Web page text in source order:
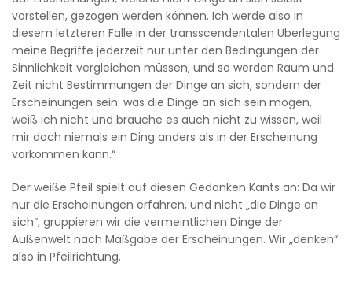
vorstellen, gezogen werden können. Ich werde also in
diesem letzteren Falle in der transscendentalen Überlegung
meine Begriffe jederzeit nur unter den Bedingungen der
Sinnlichkeit vergleichen müssen, und so werden Raum und
Zeit nicht Bestimmungen der Dinge an sich, sondern der
Erscheinungen sein: was die Dinge an sich sein mögen,
weiß ich nicht und brauche es auch nicht zu wissen, weil
mir doch niemals ein Ding anders als in der Erscheinung
vorkommen kann.“
Der weiße Pfeil spielt auf diesen Gedanken Kants an: Da wir
nur die Erscheinungen erfahren, und nicht „die Dinge an
sich“, gruppieren wir die vermeintlichen Dinge der
Außenwelt nach Maßgabe der Erscheinungen. Wir „denken“
also in Pfeilrichtung.